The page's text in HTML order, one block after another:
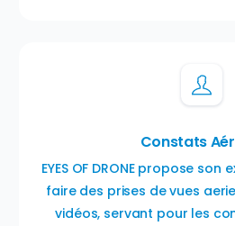
Constats
EYES OF DRONE propose
faire des prises de vues
vidéos, servant pour les